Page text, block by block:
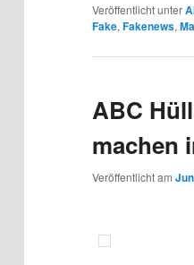
Veröffentlicht unter
Fake, Fakenews,
ABC
machen
Veröffentlicht am